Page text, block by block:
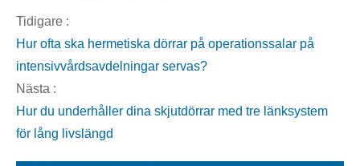
Tidigare :
Hur ofta ska hermetiska dörrar på operationssalar på
intensivvårdsavdelningar servas?
Nästa :
Hur du underhåller dina skjutdörrar med tre länksystem
för lång livslängd